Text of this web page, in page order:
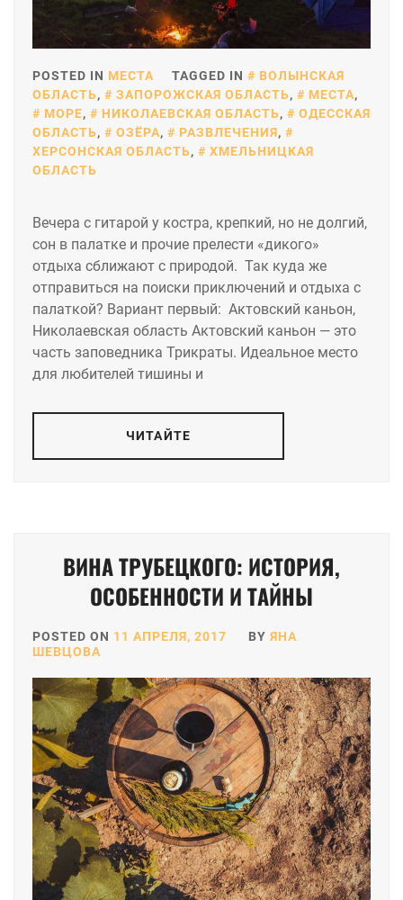
POSTED IN МЕСТА TAGGED IN
ВОЛЫНСКАЯ
ОБЛАСТЬ, ЗАПОРОЖСКАЯ ОБЛАСТЬ, МЕСТА,
МОРЕ, НИКОЛАЕВСКАЯ ОБЛАСТЬ,
ОДЕССКАЯ
ОБЛАСТЬ, ОЗЁРА, РАЗВЛЕЧЕНИЯ,
ХЕРСОНСКАЯ ОБЛАСТЬ,
ХМЕЛЬНИЦКАЯ
ОБЛАСТЬ
Вечера с гитарой у костра, крепкий, но не долгий,
сон в палатке и прочие прелести «дикого»
отдыха сближают с природой. Так куда же
отправиться на поиски приключений и отдыха с
палаткой? Вариант первый: Актовский каньон,
Николаевская область Актовский каньон — это
часть заповедника Трикраты. Идеальное место
для любителей тишины и
ЧИТАЙТЕ
ВИНА ТРУБЕЦКОГО: ИСТОРИЯ,
ОСОБЕННОСТИ И ТАЙНЫ
POSTED ON 11 АПРЕЛЯ, 2017 BY ЯНА
ШЕВЦОВА